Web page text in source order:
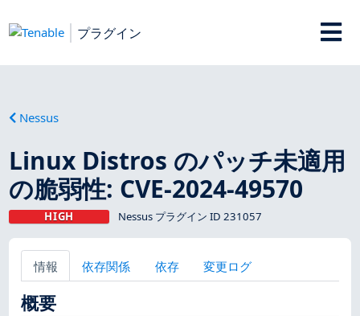
プラグイン
Nessus
Linux Distros のパッチ未適用
の脆弱性: CVE-2024-49570
HIGH Nessus プラグイン ID 231057
情報 依存関係 依存 変更ログ
概要